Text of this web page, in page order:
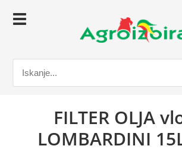
FILTER OLJA
LOMBARDINI